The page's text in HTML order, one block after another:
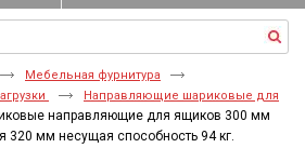
Мебельная фурнитура
Направляющие шариковые для
направляющие для ящиков 300 мм
320 мм несущая способность 94 кг.